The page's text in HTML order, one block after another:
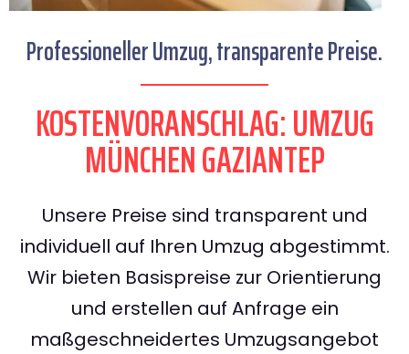
Professioneller Umzug, transparente Preise.
KOSTENVORANSCHLAG: UMZUG
MÜNCHEN GAZIANTEP
Unsere Preise sind transparent und
individuell auf Ihren Umzug abgestimmt.
Wir bieten Basispreise zur Orientierung
und erstellen auf Anfrage ein
maßgeschneidertes Umzugsangebot